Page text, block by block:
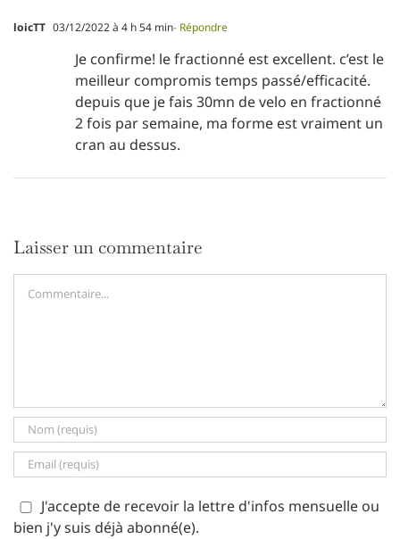
loicTT 03/12/2022 à 4 h 54 min- Répondre
Je confirme! le fractionné est excellent. c’est le
meilleur compromis temps passé/efficacité.
depuis que je fais 30mn de velo en fractionné
2 fois par semaine, ma forme est vraiment un
cran au dessus.
Laisser un commentaire
J'accepte de recevoir la lettre d'infos mensuelle ou
bien j'y suis déjà abonné(e).